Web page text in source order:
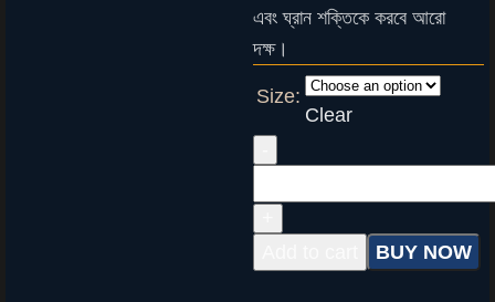
এবং ঘ্রান শক্তিকে করবে আরো
দক্ষ।
Size:
Clear
BUY NOW